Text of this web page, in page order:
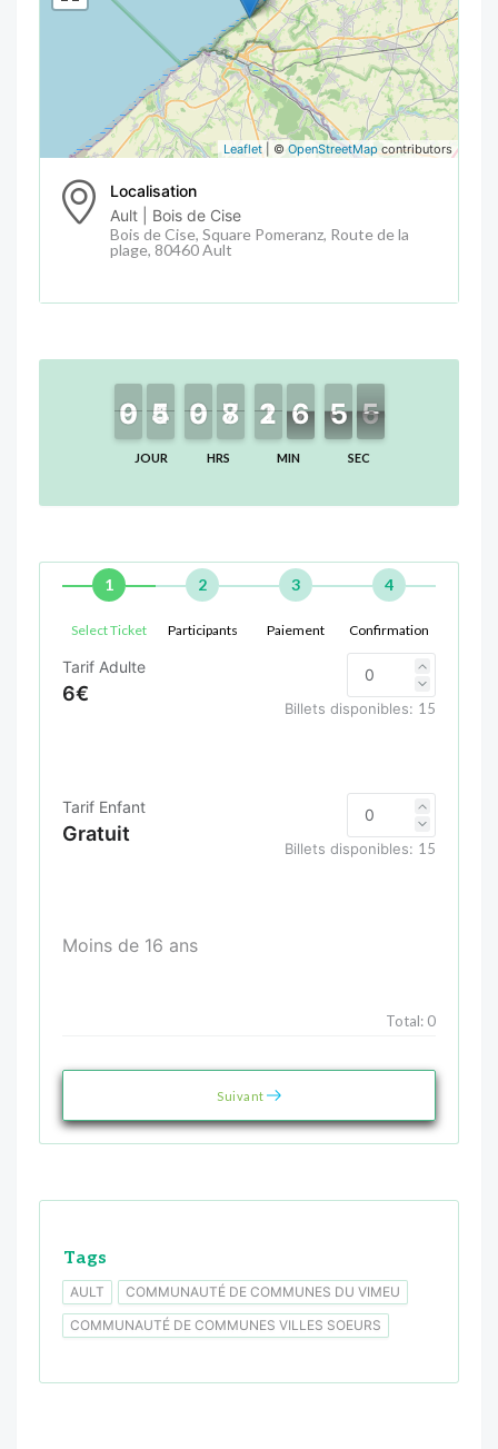
Leaflet | © OpenStreetMap contributors
Localisation
Ault | Bois de Cise
Bois de Cise, Square Pomeranz, Route de la
plage, 80460 Ault
JOUR
9
9
0
0 4
4
5
5
HRS
9
9
0
0 7
7
8
8
MIN
1
1
2
2 7
6
6
SEC
0
5
5 5
5
4
1
Select Ticket
2
Participants
3
Paiement
4
Confirmation
Tarif Adulte
6€
Billets disponibles: 15
Tarif Enfant
Gratuit
Billets disponibles: 15
Moins de 16 ans
Total: 0
Suivant
Tags
AULT
COMMUNAUTÉ DE COMMUNES DU VIMEU
COMMUNAUTÉ DE COMMUNES VILLES SOEURS